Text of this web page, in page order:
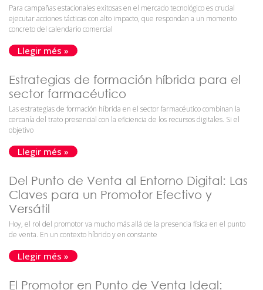
Para campañas estacionales exitosas en el mercado tecnológico es crucial
ejecutar acciones tácticas con alto impacto, que respondan a un momento
concreto del calendario comercial
Llegir més »
Estrategias de formación híbrida para el
sector farmacéutico
Las estrategias de formación híbrida en el sector farmacéutico combinan la
cercanía del trato presencial con la eficiencia de los recursos digitales. Si el
objetivo
Llegir més »
Del Punto de Venta al Entorno Digital: Las
Claves para un Promotor Efectivo y
Versátil
Hoy, el rol del promotor va mucho más allá de la presencia física en el punto
de venta. En un contexto híbrido y en constante
Llegir més »
El Promotor en Punto de Venta Ideal: